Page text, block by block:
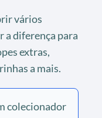
vários
a diferença para
extras,
a mais.
colecionador